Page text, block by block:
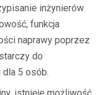
inżynierów
funkcja
naprawy poprzez
do
dla 5 osób.